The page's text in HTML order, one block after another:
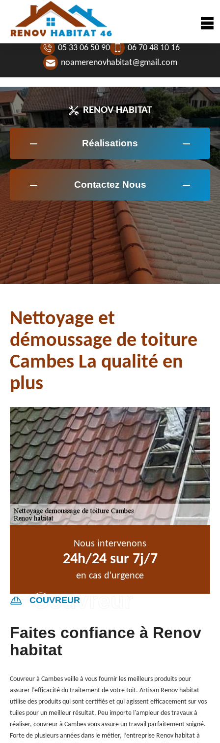
05 33 06 50 90
06 70 48 10 16
noamerenovhabitat@gmail.com
RENOV HABITAT
Réalisations
Contactez Nous
Nettoyage et
démoussage de toiture
Cambes La qualité en
plus
Nous intervenons
24h/24 sur 7j/7
en cas d'urgence
COUVREUR
Faites confiance à Renov
habitat
Couvreur à Cambes veille à vous fournir les meilleurs produits pour
assurer l’efficacité du traitement de votre toit. Artisan Renov habitat
utilise des produits qui sont certifiés et qui agissent efficacement sur vos
tuiles pour un meilleur résultat. Peu importe l'ampleur des travaux à
réaliser, couvreur à Cambes vous assure un travail parfaitement soigné.
Forte de plusieurs années dans le métier, l’entreprise Renov habitat à